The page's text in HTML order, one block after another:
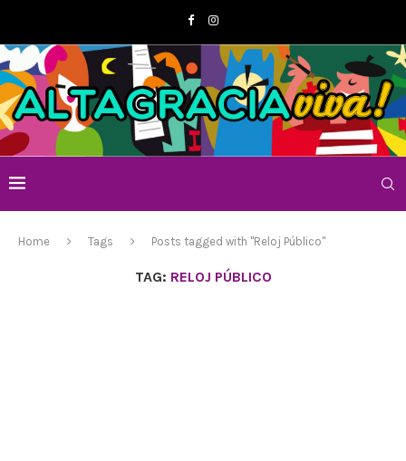
Home Tags Posts tagged with "Reloj Público"
TAG: RELOJ PÚBLICO